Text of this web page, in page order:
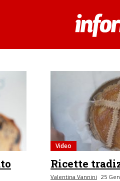
Video
Ricette
Valentina Vannini 25